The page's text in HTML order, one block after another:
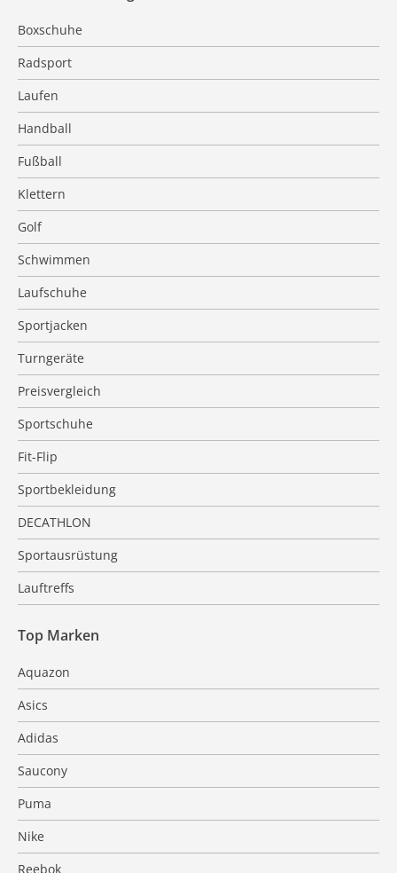
Boxschuhe
Radsport
Laufen
Handball
Fußball
Klettern
Golf
Schwimmen
Laufschuhe
Sportjacken
Turngeräte
Preisvergleich
Sportschuhe
Fit-Flip
Sportbekleidung
DECATHLON
Sportausrüstung
Lauftreffs
Top Marken
Aquazon
Asics
Adidas
Saucony
Puma
Nike
Reebok